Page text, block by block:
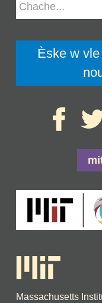
Èske w
Massachusetts